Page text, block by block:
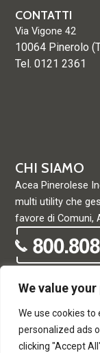
We value
We use cookies
personalized ads
clicking "Accept
CHI SIAMO
Acea Pinerolese
multi utility che
favore di Comuni,
CONTATTI
Via Vigone 42
10064 Pinerolo
Tel. 0121 2361
© Acea Pinerolese
Vigone 42 - 10064